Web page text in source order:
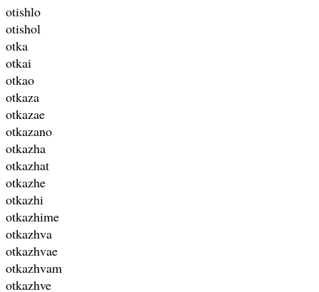
otishlo
otishol
otka
otkai
otkao
otkaza
otkazae
otkazano
otkazha
otkazhat
otkazhe
otkazhi
otkazhime
otkazhva
otkazhvae
otkazhvam
otkazhve